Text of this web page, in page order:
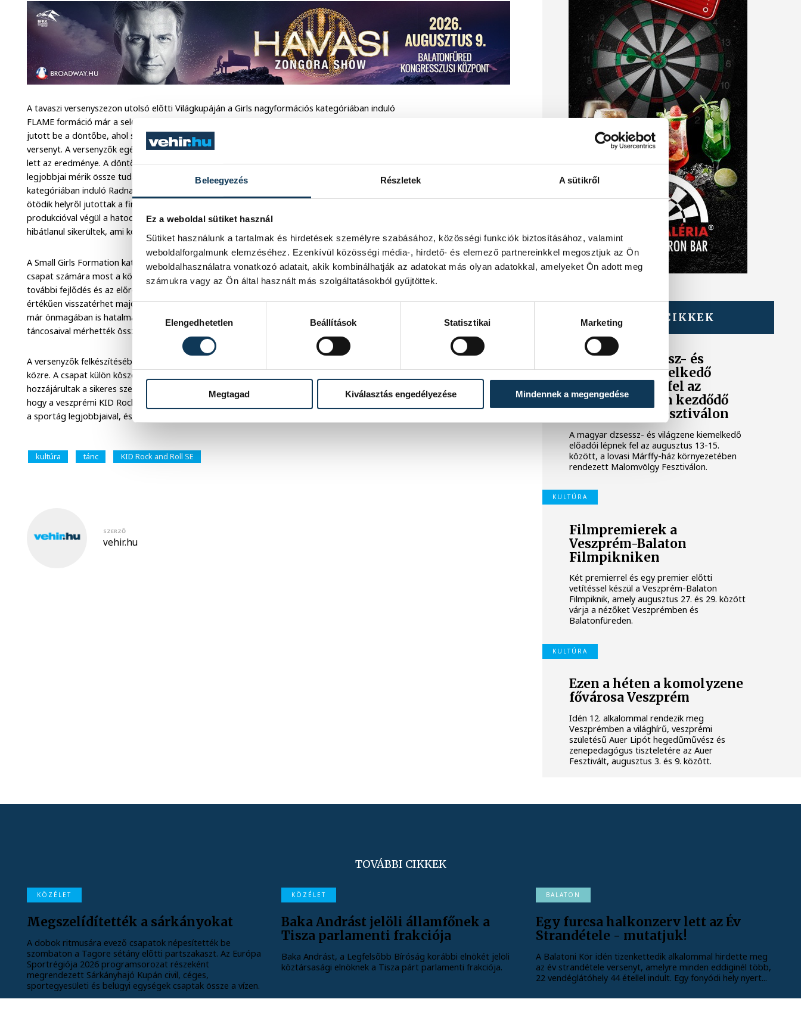
Beleegyezés Részletek A sütikről
Ez a weboldal sütiket használ
Sütiket használunk a tartalmak és hirdetések személyre szabásához, közösségi funkciók biztosításához, valamint
weboldalforgalmunk elemzéséhez. Ezenkívül közösségi média-, hirdető- és elemező partnereinkkel megosztjuk az Ön
weboldalhasználatra vonatkozó adatait, akik kombinálhatják az adatokat más olyan adatokkal, amelyeket Ön adott meg
számukra vagy az Ön által használt más szolgáltatásokból gyűjtöttek.
Hozzájárulás kiválasztása
Elengedhetetlen
Beállítások Statisztikai Marketing
Megtagad Kiválasztás engedélyezése Mindennek a megengedése
A tavaszi versenyszezon utolsó előtti Világkupáján a Girls nagyformációs kategóriában induló
FLAME formáció már a selejtezők során bizonyította felkészültségét. A csapat az ötödik helyen
jutott be a döntőbe, ahol sikerült megőriznie pozícióját, így végül az előkelő ötödik helyen zárta a
versenyt. A versenyzők egész nap rendkívül koncentráltan készültek és dolgoztak, aminek meg is
lett az eredménye. A döntős szereplés különösen értékes egy olyan mezőnyben, ahol a világ
legjobbjai mérik össze tudásukat. Szintén remek teljesítményt nyújtott a Couple Dance Show
kategóriában induló Radnai Kristóf és Gönczöl Regina párosa. A KID Rock and Roll SE versenyzői az
ötödik helyről jutottak a fináléba, ahol egy látványos és technikailag is magas színvonalú
produkcióval végül a hatodik helyen végeztek. A páros tánca és akrobatikus elemei egyaránt
hibátlanul sikerültek, ami komoly elismerést váltott ki a szakmai közönségből is.
A Small Girls Formation kategóriában induló SWEETIES formáció a 11. helyen zárta a világkupát. A
csapat számára most a következő versenyszezonra való felkészülés következik, amely során a cél a
további fejlődés és az előrelépés lehet. A formáció reményei szerint meghatározó táncosuk is teljes
értékűen visszatérhet majd, aki az elmúlt időszakban sérülésekkel küzdött. A résztvevők számára
már önmagában is hatalmas eredmény, hogy kijuthattak a nemzetközi versenyre és a világ legjobb
táncosaival mérhették össze tudásukat.
A versenyzők felkészítésében Kalmár Dóra, Kővári Kitti, Bondor Virág és Bánhidi Dániel működött
közre. A csapat külön köszönetet mondott a szülőknek is, akik támogatásukkal és segítségükkel
hozzájárultak a sikeres szerepléshez. A világkupán elért döntős helyezések ismét bizonyították,
hogy a veszprémi KID Rock and Roll SE versenyzői nemzetközi szinten is képesek felvenni a versenyt
a sportág legjobbjaival, és méltón képviselték Magyarországot a rangos nemzetközi mezőnyben.
kultúra tánc KID Rock and Roll SE
SZERZŐ
vehir.hu
TOVÁBBI CIKKEK
KULTÚRA
A magyar dzsessz- és
világzene kiemelkedő
előadói lépnek fel az
augusztus 13-án kezdődő
Malomvölgy Fesztiválon
A magyar dzsessz- és világzene kiemelkedő
előadói lépnek fel az augusztus 13-15.
között, a lovasi Márffy-ház környezetében
rendezett Malomvölgy Fesztiválon.
KULTÚRA
Filmpremierek a
Veszprém-Balaton
Filmpikniken
Két premierrel és egy premier előtti
vetítéssel készül a Veszprém-Balaton
Filmpiknik, amely augusztus 27. és 29. között
várja a nézőket Veszprémben és
Balatonfüreden.
KULTÚRA
Ezen a héten a komolyzene
fővárosa Veszprém
Idén 12. alkalommal rendezik meg
Veszprémben a világhírű, veszprémi
születésű Auer Lipót hegedűművész és
zenepedagógus tiszteletére az Auer
Fesztivált, augusztus 3. és 9. között.
TOVÁBBI CIKKEK
KÖZÉLET
Megszelídítették a sárkányokat
A dobok ritmusára evező csapatok népesítették be
szombaton a Tagore sétány előtti partszakaszt. Az Európa
Sportrégiója 2026 programsorozat részeként
megrendezett Sárkányhajó Kupán civil, céges,
sportegyesületi és belügyi egységek csaptak össze a vízen.
KÖZÉLET
Baka Andrást jelöli államfőnek a
Tisza parlamenti frakciója
Baka Andrást, a Legfelsőbb Bíróság korábbi elnökét jelöli
köztársasági elnöknek a Tisza párt parlamenti frakciója.
BALATON
Egy furcsa halkonzerv lett az Év
Strandétele - mutatjuk!
A Balatoni Kör idén tizenkettedik alkalommal hirdette meg
az év strandétele versenyt, amelyre minden eddiginél több,
22 vendéglátóhely 44 étellel indult. Egy fonyódi hely nyert...